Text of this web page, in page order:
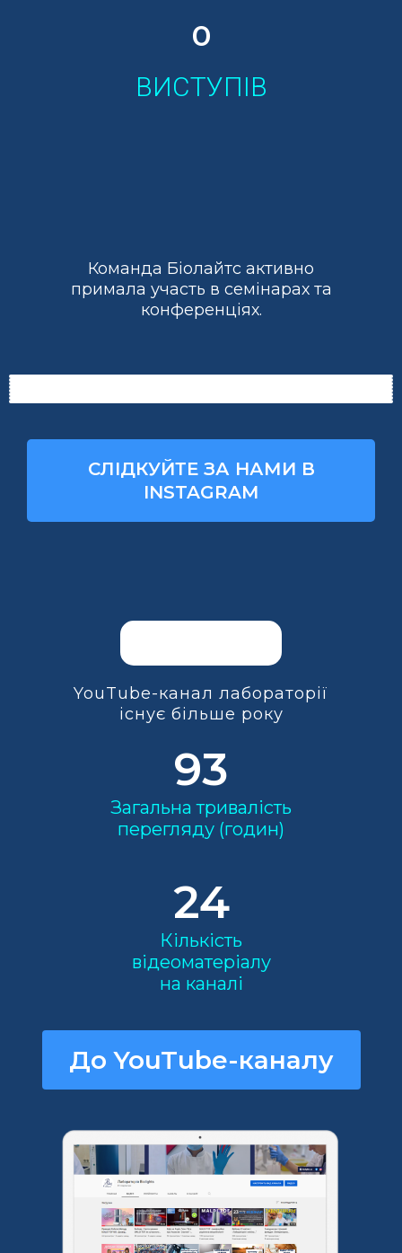
0
ВИСТУПІВ
Команда Біолайтс активно
примала участь в семінарах та
конференціях.
СЛІДКУЙТЕ ЗА НАМИ В
INSTAGRAM
YouTube-канал лабораторії
існує більше року
93
Загальна тривалість
перегляду (годин)
24
Кількість
відеоматеріалу
на каналі
До YouTube-каналу